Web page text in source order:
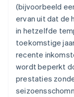
(bijvoorbeeld
ervan uit dat de
in hetzelfde
toekomstige
recente
wordt beperkt
prestaties